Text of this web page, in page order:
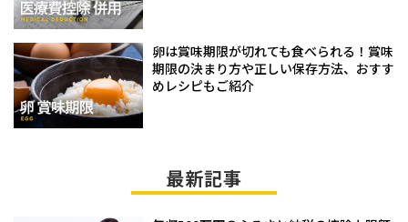
卵は賞味期限が切れても食べられる！賞味
期限の決まり方や正しい保存方法、おすす
めレシピもご紹介
最新記事